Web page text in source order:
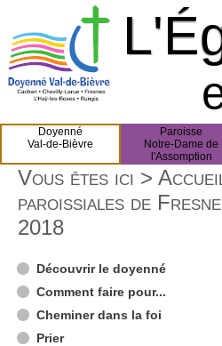
Doyenné
Val-de-Bièvre
Paroisse
Notre-Dame de
l'Assomption
Vous êtes ici >
paroissiales de
2018
Découvrir le doyenné
Comment faire pour...
Cheminer dans la foi
Prier